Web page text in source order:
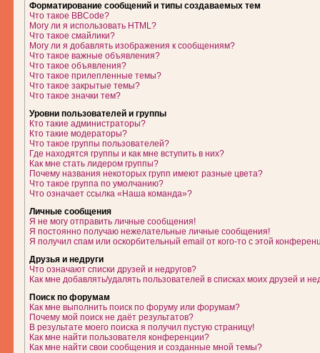
Форматирование сообщений и типы создаваемых тем
Что такое BBCode?
Могу ли я использовать HTML?
Что такое смайлики?
Могу ли я добавлять изображения к сообщениям?
Что такое важные объявления?
Что такое объявления?
Что такое прилепленные темы?
Что такое закрытые темы?
Что такое значки тем?
Уровни пользователей и группы
Кто такие администраторы?
Кто такие модераторы?
Что такое группы пользователей?
Где находятся группы и как мне вступить в них?
Как мне стать лидером группы?
Почему названия некоторых групп имеют разные цвета?
Что такое группа по умолчанию?
Что означает ссылка «Наша команда»?
Личные сообщения
Я не могу отправить личные сообщения!
Я постоянно получаю нежелательные личные сообщения!
Я получил спам или оскорбительный email от кого-то с этой
Друзья и недруги
Что означают списки друзей и недругов?
Как мне добавлять/удалять пользователей в списках моих друзей и
Поиск по форумам
Как мне выполнить поиск по форуму или форумам?
Почему мой поиск не даёт результатов?
В результате моего поиска я получил пустую страницу!
Как мне найти пользователя конференции?
Как мне найти свои сообщения и созданные мной темы?